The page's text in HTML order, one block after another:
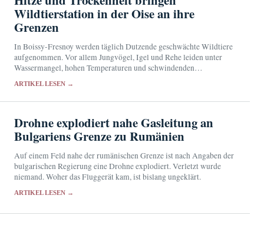
Wildtierstation in der Oise an ihre
Grenzen
In Boissy-Fresnoy werden täglich Dutzende geschwächte Wildtiere
aufgenommen. Vor allem Jungvögel, Igel und Rehe leiden unter
Wassermangel, hohen Temperaturen und schwindenden
ARTIKEL LESEN →
Drohne explodiert nahe Gasleitung an
Bulgariens Grenze zu Rumänien
Auf einem Feld nahe der rumänischen Grenze ist nach Angaben der
bulgarischen Regierung eine Drohne explodiert. Verletzt wurde
niemand. Woher das Fluggerät kam, ist bislang ungeklärt.
ARTIKEL LESEN →